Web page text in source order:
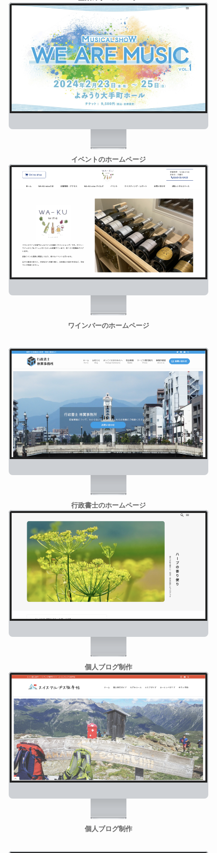
イベントのホームページ
ワインバーのホームページ
行政書士のホームページ
個人ブログ制作
個人ブログ制作